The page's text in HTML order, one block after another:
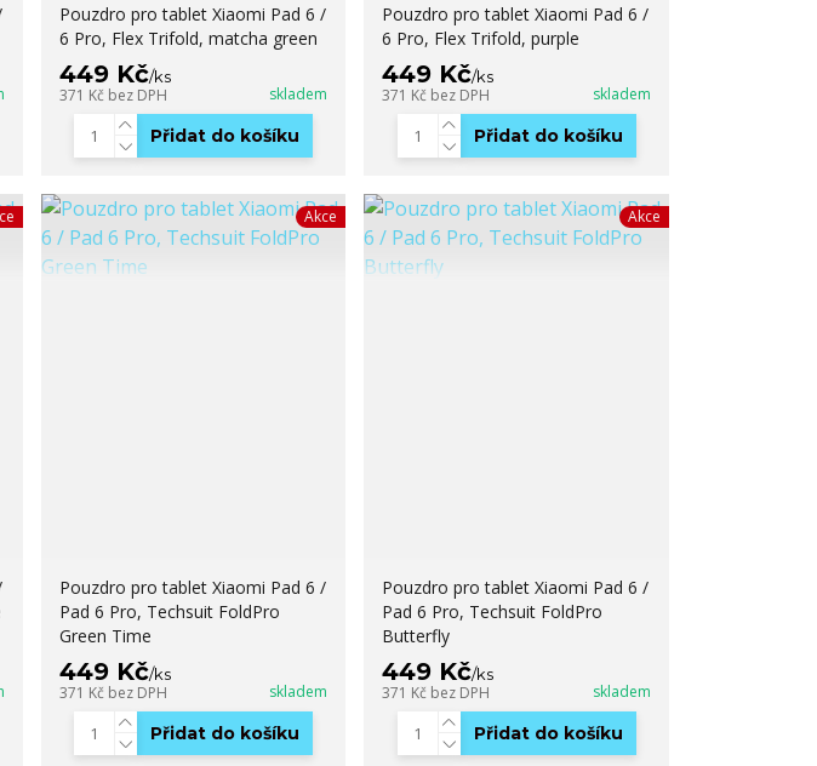
Pouzdro pro tablet Xiaomi Pad 6 /
6 Pro, Flex Trifold, matcha green
449 Kč/ks
371 Kč bez DPH skladem
Přidat do košíku
Pouzdro pro tablet Xiaomi Pad 6 /
6 Pro, Flex Trifold, purple
449 Kč/ks
371 Kč bez DPH skladem
Přidat do košíku
Akce
Pouzdro pro tablet Xiaomi Pad 6 /
Pad 6 Pro, Techsuit FoldPro
Green Time
449 Kč/ks
371 Kč bez DPH skladem
Přidat do košíku
Akce
Pouzdro pro tablet Xiaomi Pad 6 /
Pad 6 Pro, Techsuit FoldPro
Butterfly
449 Kč/ks
371 Kč bez DPH skladem
Přidat do košíku